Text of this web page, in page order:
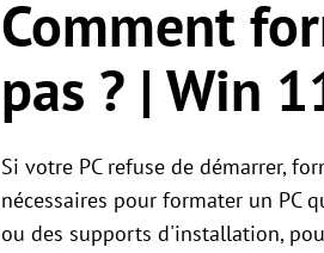
Comment
pas ? | Win
Si votre PC refuse de démarrer,
nécessaires pour formater un PC
ou des supports d'installation,